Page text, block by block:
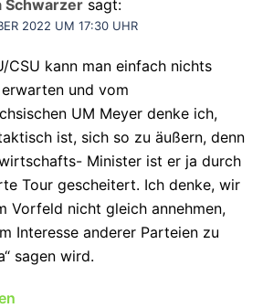
Schwarzer sagt:
2022 UM 17:30 UHR
CSU kann man einfach nichts
und vom
UM Meyer denke ich,
ist, sich so zu äußern, denn
Minister ist er ja durch
Tour gescheitert. Ich denke, wir
Vorfeld nicht gleich annehmen,
Interesse anderer Parteien zu
sagen wird.